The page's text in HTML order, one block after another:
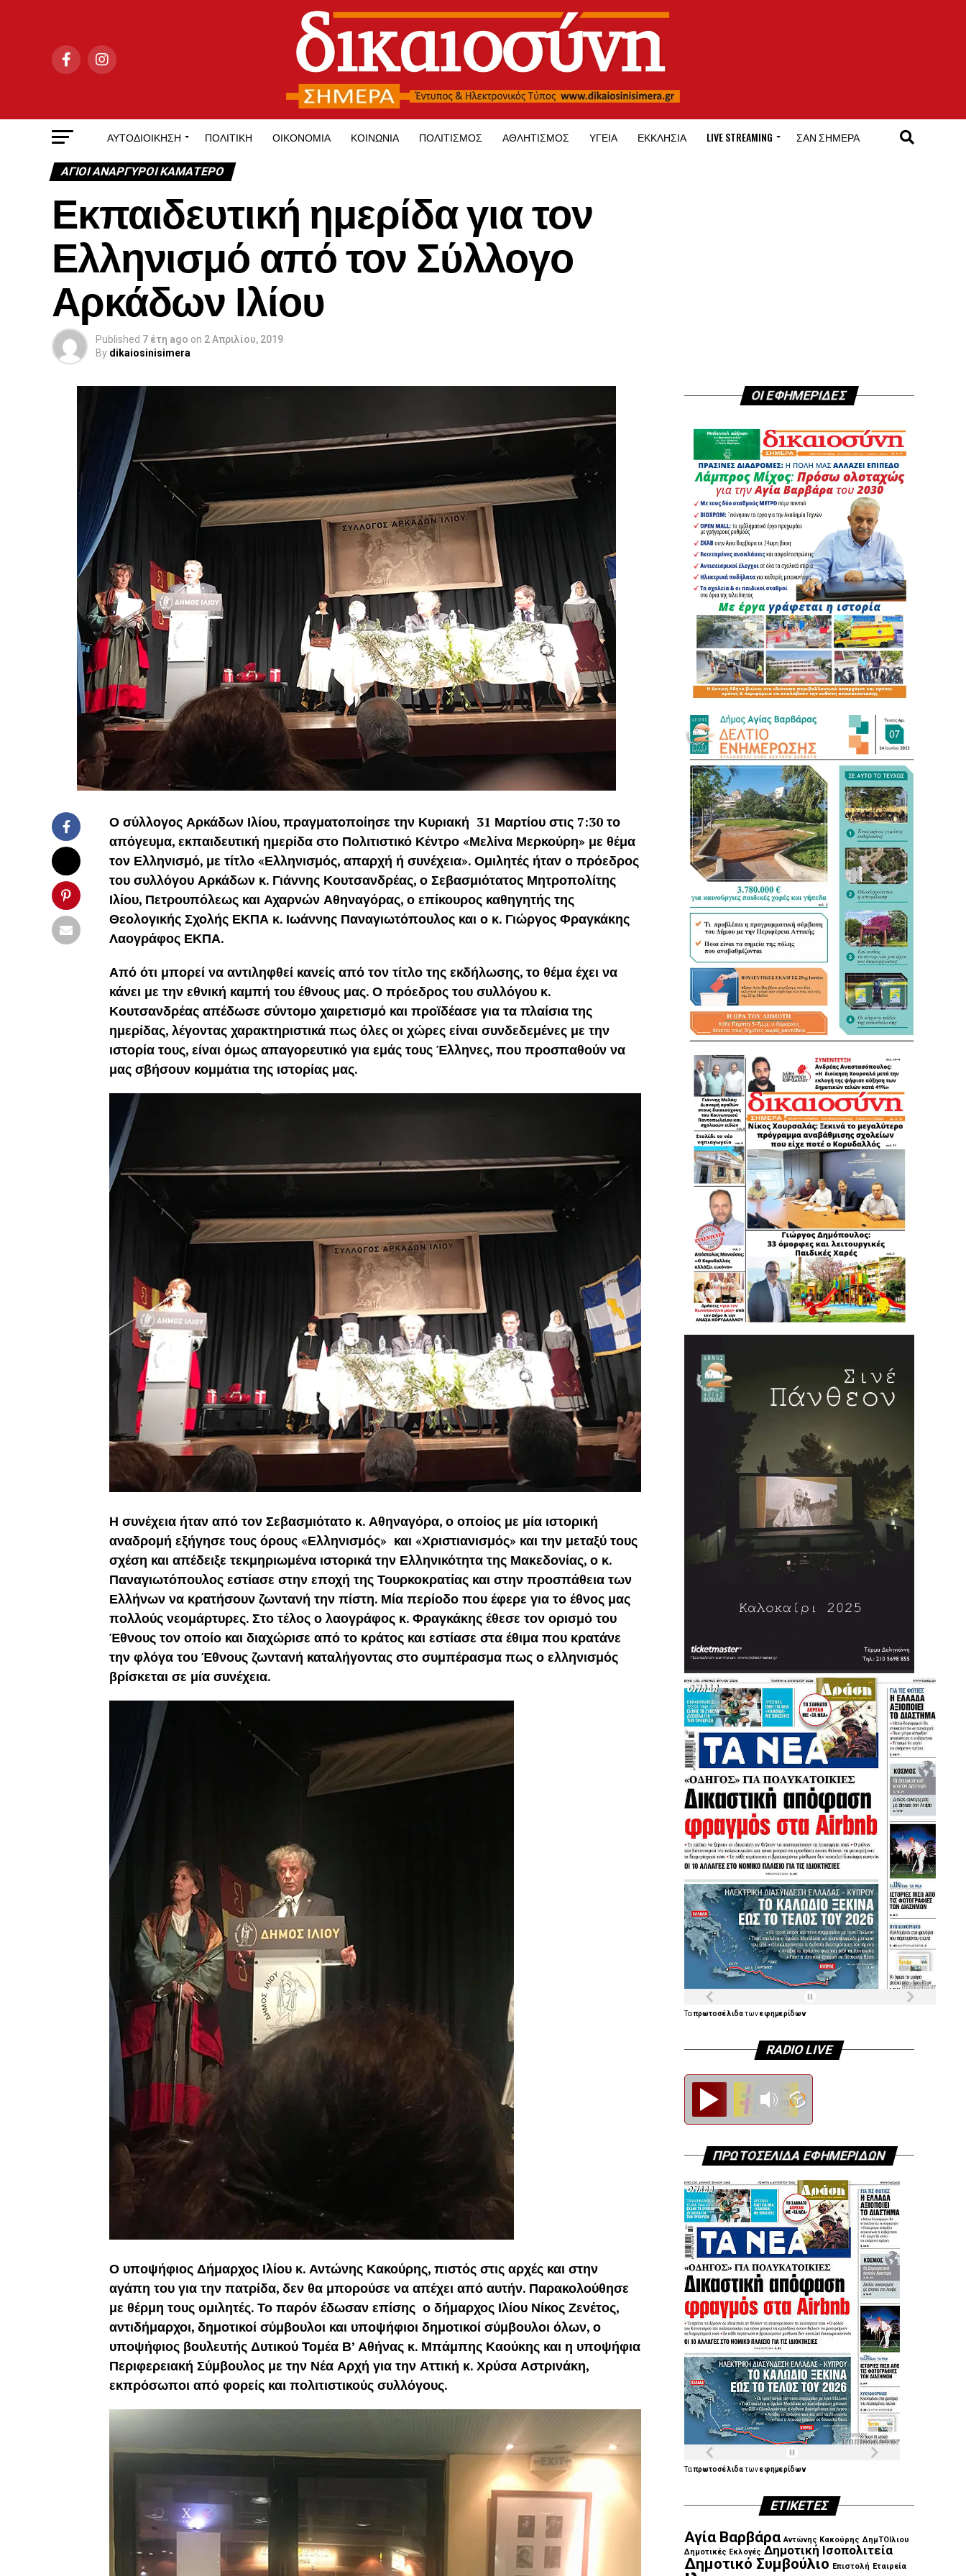
ΑΥΤΟΔΙΟΊΚΗΣΗ ΠΟΛΙΤΙΚΉ ΟΙΚΟΝΟΜΊΑ ΚΟΙΝΩΝΊΑ ΠΟΛΙΤΙΣΜΌΣ ΑΘΛΗΤΙΣΜΌΣ ΥΓΕΊΑ ΕΚΚΛΗΣΊΑ LIVE STREAMING ΣΑΝ ΣΉΜΕΡΑ
ΑΓΙΟΙ ΑΝΑΡΓΥΡΟΙ ΚΑΜΑΤΕΡΟ
Εκπαιδευτική ημερίδα για τον
Ελληνισμό από τον Σύλλογο
Αρκάδων Ιλίου
Published 7 έτη ago on 2 Απριλίου, 2019
By dikaiosinisimera
Ο σύλλογος Αρκάδων Ιλίου, πραγματοποίησε την Κυριακή 31 Μαρτίου στις 7:30 το
απόγευμα, εκπαιδευτική ημερίδα στο Πολιτιστικό Κέντρο «Μελίνα Μερκούρη» με θέμα
τον Ελληνισμό, με τίτλο «Ελληνισμός, απαρχή ή συνέχεια». Ομιλητές ήταν ο πρόεδρος
του συλλόγου Αρκάδων κ. Γιάννης Κουτσανδρέας, ο Σεβασμιότατος Μητροπολίτης
Ιλίου, Πετρουπόλεως και Αχαρνών Αθηναγόρας, ο επίκουρος καθηγητής της
Θεολογικής Σχολής ΕΚΠΑ κ. Ιωάννης Παναγιωτόπουλος και ο κ. Γιώργος Φραγκάκης
Λαογράφος ΕΚΠΑ.
Από ότι μπορεί να αντιληφθεί κανείς από τον τίτλο της εκδήλωσης, το θέμα έχει να
κάνει με την εθνική καμπή του έθνους μας. Ο πρόεδρος του συλλόγου κ.
Κουτσανδρέας απέδωσε σύντομο χαιρετισμό και προϊδέασε για τα πλαίσια της
ημερίδας, λέγοντας χαρακτηριστικά πως όλες οι χώρες είναι συνδεδεμένες με την
ιστορία τους, είναι όμως απαγορευτικό για εμάς τους Έλληνες, που προσπαθούν να
μας σβήσουν κομμάτια της ιστορίας μας.
Η συνέχεια ήταν από τον Σεβασμιότατο κ. Αθηναγόρα, ο οποίος με μία ιστορική
αναδρομή εξήγησε τους όρους «Ελληνισμός» και «Χριστιανισμός» και την μεταξύ τους
σχέση και απέδειξε τεκμηριωμένα ιστορικά την Ελληνικότητα της Μακεδονίας, ο κ.
Παναγιωτόπουλος εστίασε στην εποχή της Τουρκοκρατίας και στην προσπάθεια των
Ελλήνων να κρατήσουν ζωντανή την πίστη. Μία περίοδο που έφερε για το έθνος μας
πολλούς νεομάρτυρες. Στο τέλος ο λαογράφος κ. Φραγκάκης έθεσε τον ορισμό του
Έθνους τον οποίο και διαχώρισε από το κράτος και εστίασε στα έθιμα που κρατάνε
την φλόγα του Έθνους ζωντανή καταλήγοντας στο συμπέρασμα πως ο ελληνισμός
βρίσκεται σε μία συνέχεια.
Ο υποψήφιος Δήμαρχος Ιλίου κ. Αντώνης Κακούρης, πιστός στις αρχές και στην
αγάπη του για την πατρίδα, δεν θα μπορούσε να απέχει από αυτήν. Παρακολούθησε
με θέρμη τους ομιλητές. Το παρόν έδωσαν επίσης ο δήμαρχος Ιλίου Νίκος Ζενέτος,
αντιδήμαρχοι, δημοτικοί σύμβουλοι και υποψήφιοι δημοτικοί σύμβουλοι όλων, ο
υποψήφιος βουλευτής Δυτικού Τομέα Β’ Αθήνας κ. Μπάμπης Καούκης και η υποψήφια
Περιφερειακή Σύμβουλος με την Νέα Αρχή για την Αττική κ. Χρύσα Αστρινάκη,
εκπρόσωποι από φορείς και πολιτιστικούς συλλόγους.
ΟΙ ΕΦΗΜΕΡΙΔΕΣ
Ταπρωτοσέλιδατωνεφημερίδων
RADIO LIVE
ΠΡΩΤΟΣΕΛΙΔΑ ΕΦΗΜΕΡΙΔΩΝ
Ταπρωτοσέλιδατωνεφημερίδων
ΕΤΙΚΈΤΕΣ
Αγία Βαρβάρα Αντώνης Κακούρης ΔημΤΟΙλιου
Δημοτικές Εκλογές Δημοτική Ισοπολιτεία
Δημοτικό Συμβούλιο Επιστολή Εταιρεία